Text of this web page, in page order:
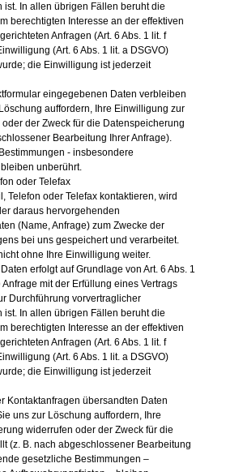
ist. In allen übrigen Fällen beruht die
berechtigten Interesse an der effektiven
Anfragen (Art. 6 Abs. 1 lit. f
(Art. 6 Abs. 1 lit. a DSGVO)
die Einwilligung ist jederzeit
eingegebenen Daten verbleiben
auffordern, Ihre Einwilligung zur
der Zweck für die Datenspeicherung
Bearbeitung Ihrer Anfrage).
- insbesondere
unberührt.
oder Telefax
Telefon oder Telefax kontaktieren, wird
daraus hervorgehenden
(Name, Anfrage) zum Zwecke der
bei uns gespeichert und verarbeitet.
ohne Ihre Einwilligung weiter.
erfolgt auf Grundlage von Art. 6 Abs. 1
Anfrage mit der Erfüllung eines Vertrags
Durchführung vorvertraglicher
ist. In allen übrigen Fällen beruht die
berechtigten Interesse an der effektiven
Anfragen (Art. 6 Abs. 1 lit. f
(Art. 6 Abs. 1 lit. a DSGVO)
die Einwilligung ist jederzeit
Kontaktanfragen übersandten Daten
uns zur Löschung auffordern, Ihre
widerrufen oder der Zweck für die
(z. B. nach abgeschlossener Bearbeitung
gesetzliche Bestimmungen –